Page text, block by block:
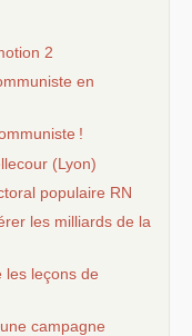
2
en
!
(Lyon)
populaire RN
les milliards de la
les leçons de
campagne